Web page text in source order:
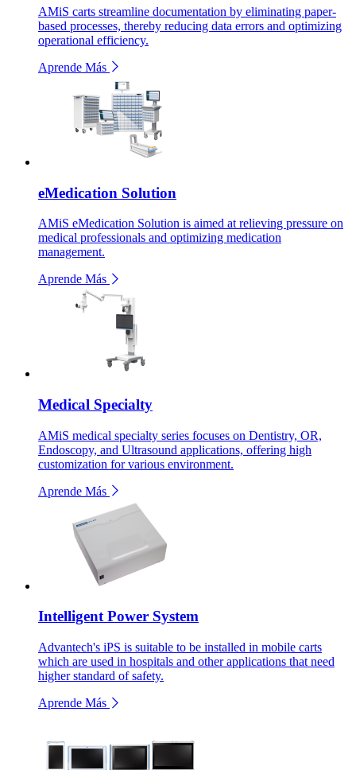
AMiS carts streamline documentation by eliminating paper-
based processes, thereby reducing data errors and optimizing
operational efficiency.
Aprende Más
eMedication Solution
AMiS eMedication Solution is aimed at relieving pressure on
medical professionals and optimizing medication
management.
Aprende Más
Medical Specialty
AMiS medical specialty series focuses on Dentistry, OR,
Endoscopy, and Ultrasound applications, offering high
customization for various environment.
Aprende Más
Intelligent Power System
Advantech's iPS is suitable to be installed in mobile carts
which are used in hospitals and other applications that need
higher standard of safety.
Aprende Más